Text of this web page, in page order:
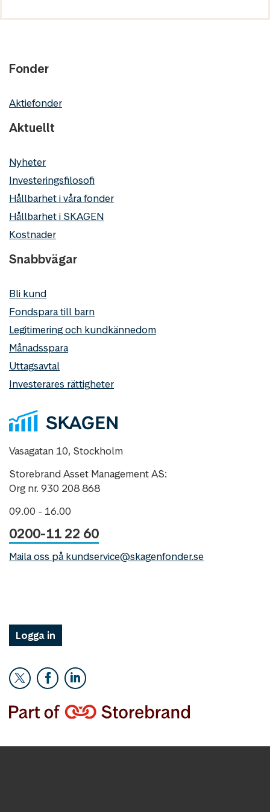
Fonder
Aktiefonder
Aktuellt
Nyheter
Investeringsfilosofi
Hållbarhet i våra fonder
Hållbarhet i SKAGEN
Kostnader
Snabbvägar
Bli kund
Fondspara till barn
Legitimering och kundkännedom
Månadsspara
Uttagsavtal
Investerares rättigheter
Vasagatan 10, Stockholm
Storebrand Asset Management AS:
Org nr. 930 208 868
09.00 - 16.00
0200-11 22 60
Maila oss på kundservice@skagenfonder.se
Logga in